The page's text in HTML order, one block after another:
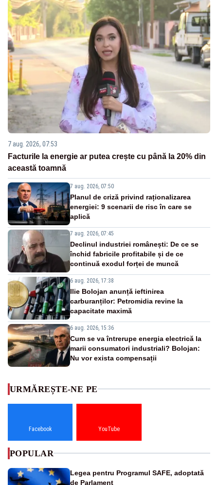
7 aug. 2026, 07:53
Facturile la energie ar putea crește cu până la 20% din
această toamnă
7 aug. 2026, 07:50
Planul de criză privind raționalizarea
energiei: 9 scenarii de risc în care se
aplică
7 aug. 2026, 07:45
Declinul industriei românești: De ce se
închid fabricile profitabile și de ce
continuă exodul forței de muncă
6 aug. 2026, 17:38
Ilie Bolojan anunță ieftinirea
carburanților: Petromidia revine la
capacitate maximă
6 aug. 2026, 15:36
Cum se va întrerupe energia electrică la
marii consumatori industriali? Bolojan:
Nu vor exista compensații
URMĂREȘTE-NE PE
Facebook YouTube
POPULAR
Legea pentru Programul SAFE, adoptată
de Parlament